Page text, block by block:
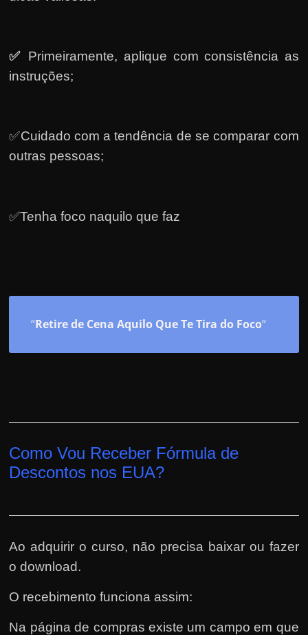
✅ Primeiramente, aplique com consistência as
instruções;
✅Cuidado com a tendência de se comparar com
outras pessoas;
✅Tenha foco naquilo que faz
“Retire de Cena Aquilo Que Te Tira do Foco“
Como Vou Receber Fórmula de
Descontos nos EUA?
Ao adquirir o curso, não precisa baixar ou fazer
o download.
O recebimento funciona assim:
Na página de compras existe um campo em que